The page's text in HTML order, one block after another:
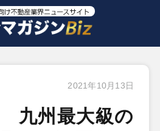
2021年10月13日
州最大級の